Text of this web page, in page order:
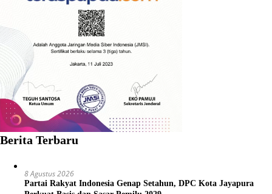
Berita Terbaru
8 Agustus 2026
Partai Rakyat Indonesia Genap Setahun, DPC Kota Jayapura